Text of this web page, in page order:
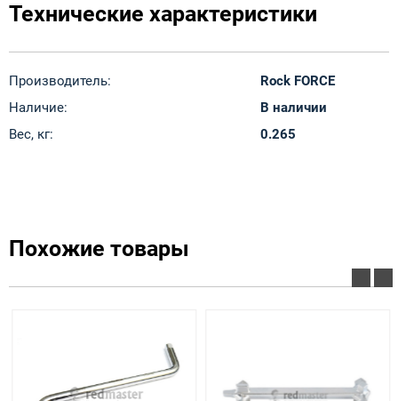
Технические характеристики
Производитель:
Rock FORCE
Наличие:
В наличии
Вес, кг:
0.265
Похожие товары